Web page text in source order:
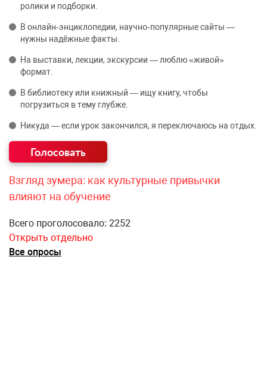
ролики и подборки.
В онлайн‑энциклопедии, научно‑популярные сайты —
нужны надёжные факты.
На выставки, лекции, экскурсии — люблю «живой»
формат.
В библиотеку или книжный — ищу книгу, чтобы
погрузиться в тему глубже.
Никуда — если урок закончился, я переключаюсь на отдых.
Взгляд зумера: как культурные привычки
влияют на обучение
Всего проголосовало: 2252
Открыть отдельно
Все опросы